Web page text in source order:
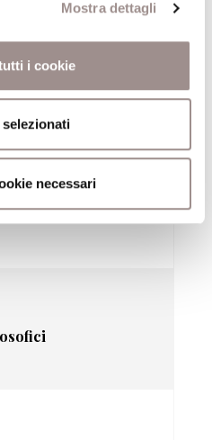
Mostra dettagli
i cookie
necessari
e laboratori di